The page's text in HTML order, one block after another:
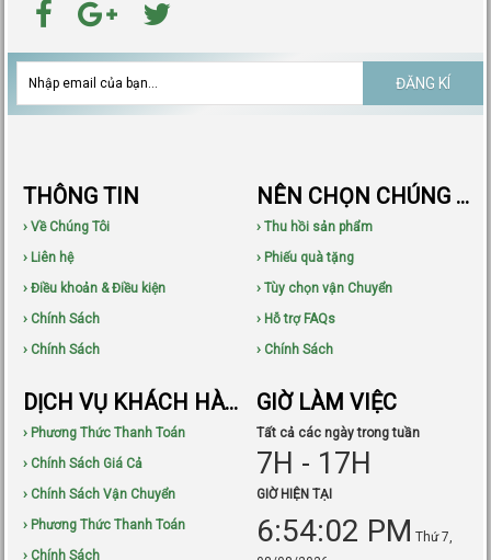
ĐĂNG KÍ
THÔNG TIN
› Về Chúng Tôi
› Liên hệ
› Điều khoản & Điều kiện
› Chính Sách
› Chính Sách
NÊN CHỌN CHÚNG TÔI
› Thu hồi sản phẩm
› Phiếu quà tặng
› Tùy chọn vận Chuyển
› Hỗ trợ FAQs
› Chính Sách
DỊCH VỤ KHÁCH HÀNG
› Phương Thức Thanh Toán
› Chính Sách Giá Cả
› Chính Sách Vận Chuyển
› Phương Thức Thanh Toán
› Chính Sách
GIỜ LÀM VIỆC
Tất cả các ngày trong tuần
7H - 17H
GIỜ HIỆN TẠI
6:54:03 PM Thứ 7,